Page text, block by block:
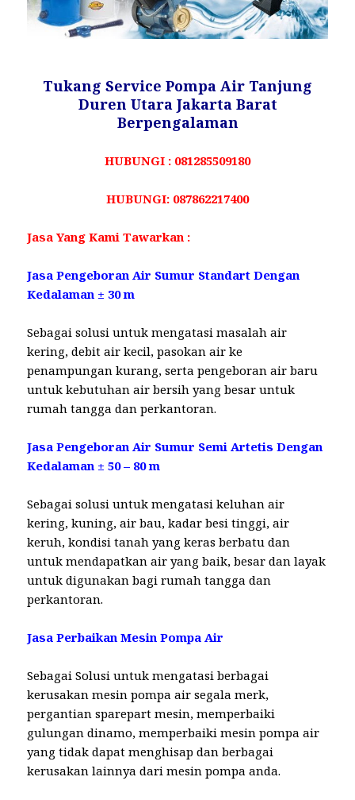
Tukang Service Pompa Air Tanjung
Duren Utara Jakarta Barat
Berpengalaman
HUBUNGI : 081285509180
HUBUNGI: 087862217400
Jasa Yang Kami Tawarkan :
Jasa Pengeboran Air Sumur Standart Dengan
Kedalaman ± 30 m
Sebagai solusi untuk mengatasi masalah air
kering, debit air kecil, pasokan air ke
penampungan kurang, serta pengeboran air baru
untuk kebutuhan air bersih yang besar untuk
rumah tangga dan perkantoran.
Jasa Pengeboran Air Sumur Semi Artetis Dengan
Kedalaman ± 50 – 80 m
Sebagai solusi untuk mengatasi keluhan air
kering, kuning, air bau, kadar besi tinggi, air
keruh, kondisi tanah yang keras berbatu dan
untuk mendapatkan air yang baik, besar dan layak
untuk digunakan bagi rumah tangga dan
perkantoran.
Jasa Perbaikan Mesin Pompa Air
Sebagai Solusi untuk mengatasi berbagai
kerusakan mesin pompa air segala merk,
pergantian sparepart mesin, memperbaiki
gulungan dinamo, memperbaiki mesin pompa air
yang tidak dapat menghisap dan berbagai
kerusakan lainnya dari mesin pompa anda.